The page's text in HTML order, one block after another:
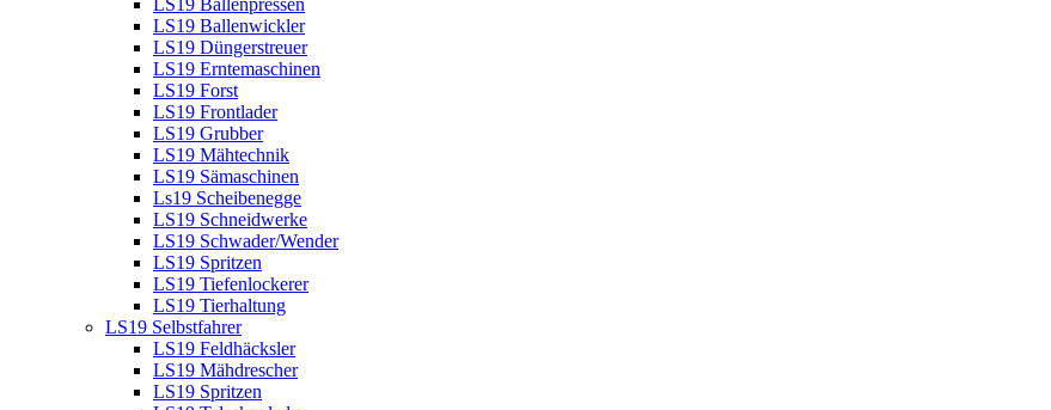
LS19 Ballenpressen
LS19 Ballenwickler
LS19 Düngerstreuer
LS19 Erntemaschinen
LS19 Forst
LS19 Frontlader
LS19 Grubber
LS19 Mähtechnik
LS19 Sämaschinen
Ls19 Scheibenegge
LS19 Schneidwerke
LS19 Schwader/Wender
LS19 Spritzen
LS19 Tiefenlockerer
LS19 Tierhaltung
LS19 Selbstfahrer
LS19 Feldhäcksler
LS19 Mähdrescher
LS19 Spritzen